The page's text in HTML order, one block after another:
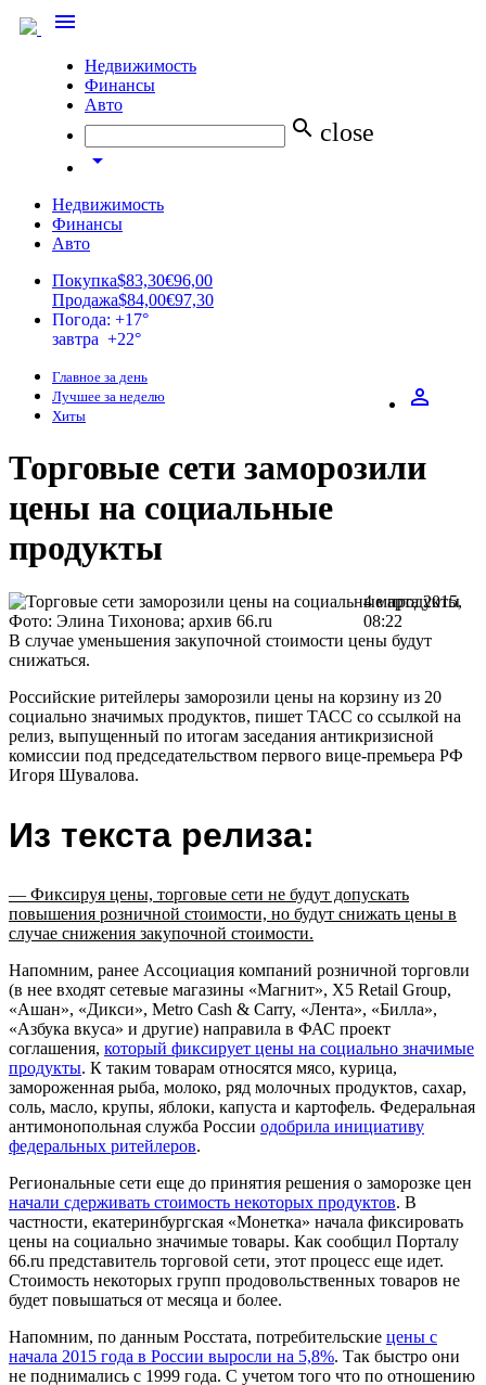
menu
Недвижимость
Финансы
Авто
search close
arrow_drop_down
Недвижимость
Финансы
Авто
Покупка$83,30€96,00
Продажа$84,00€97,30
Погода: +17°
завтра +22°
perm_identity
Главное за день
Лучшее за неделю
Хиты
Торговые сети заморозили
цены на социальные
продукты
4 марта 2015,
08:22
Фото: Элина Тихонова; архив 66.ru
В случае уменьшения закупочной стоимости цены будут
снижаться.
Российские ритейлеры заморозили цены на корзину из 20
социально значимых продуктов, пишет ТАСС со ссылкой на
релиз, выпущенный по итогам заседания антикризисной
комиссии под председательством первого вице-премьера РФ
Игоря Шувалова.
Из текста релиза:
— Фиксируя цены, торговые сети не будут допускать
повышения розничной стоимости, но будут снижать цены в
случае снижения закупочной стоимости.
Напомним, ранее Ассоциация компаний розничной торговли
(в нее входят сетевые магазины «Магнит», X5 Retail Group,
«Ашан», «Дикси», Metro Cash & Carry, «Лента», «Билла»,
«Азбука вкуса» и другие) направила в ФАС проект
соглашения, который фиксирует цены на социально значимые
продукты. К таким товарам относятся мясо, курица,
замороженная рыба, молоко, ряд молочных продуктов, сахар,
соль, масло, крупы, яблоки, капуста и картофель. Федеральная
антимонопольная служба России одобрила инициативу
федеральных ритейлеров.
Региональные сети еще до принятия решения о заморозке цен
начали сдерживать стоимость некоторых продуктов. В
частности, екатеринбургская «Монетка» начала фиксировать
цены на социально значимые товары. Как сообщил Порталу
66.ru представитель торговой сети, этот процесс еще идет.
Стоимость некоторых групп продовольственных товаров не
будет повышаться от месяца и более.
Напомним, по данным Росстата, потребительские цены с
начала 2015 года в России выросли на 5,8%. Так быстро они
не поднимались с 1999 года. С учетом того что по отношению